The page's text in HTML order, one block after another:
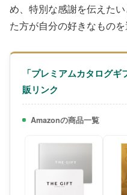
め、特別な感謝を伝えた
た方が自分の好きなもの
「プレミアムカタログ
販リンク
Amazonの商品一覧